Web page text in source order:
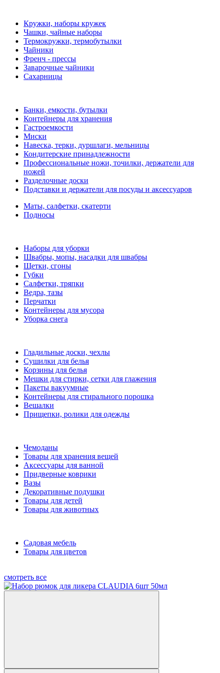
Кружки, наборы кружек
Чашки, чайные наборы
Термокружки, термобутылки
Чайники
Френч - прессы
Заварочные чайники
Сахарницы
Банки, емкости, бутылки
Контейнеры для хранения
Гастроемкости
Миски
Навеска, терки, дуршлаги, мельницы
Кондитерские принадлежности
Профессиональные ножи, точилки, держатели для
ножей
Разделочные доски
Подставки и держатели для посуды и аксессуаров
Маты, салфетки, скатерти
Подносы
Наборы для уборки
Швабры, мопы, насадки для швабры
Щетки, сгоны
Губки
Салфетки, тряпки
Ведра, тазы
Перчатки
Контейнеры для мусора
Уборка снега
Гладильные доски, чехлы
Сушилки для белья
Корзины для белья
Мешки для стирки, сетки для глажения
Пакеты вакуумные
Контейнеры для стирального порошка
Вешалки
Прищепки, ролики для одежды
Чемоданы
Товары для хранения вещей
Аксессуары для ванной
Придверные коврики
Вазы
Декоративные подушки
Товары для детей
Товары для животных
Садовая мебель
Товары для цветов
смотреть все